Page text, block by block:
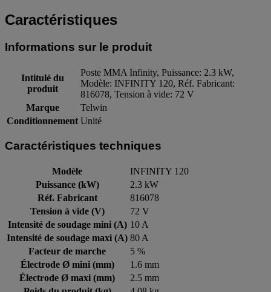
Caractéristiques
Informations sur le produit
Intitulé du
produit
Poste MMA Infinity, Puissance: 2.3 kW,
Modèle: INFINITY 120, Réf. Fabricant:
816078, Tension à vide: 72 V
Marque
Telwin
Conditionnement Unité
Caractéristiques techniques
Modèle
INFINITY 120
Puissance (kW)
2.3 kW
Réf. Fabricant
816078
Tension à vide (V)
72 V
Intensité de soudage mini (A) 10 A
Intensité de soudage maxi (A) 80 A
Facteur de marche
5 %
Électrode Ø mini (mm)
1.6 mm
Électrode Ø maxi (mm)
2.5 mm